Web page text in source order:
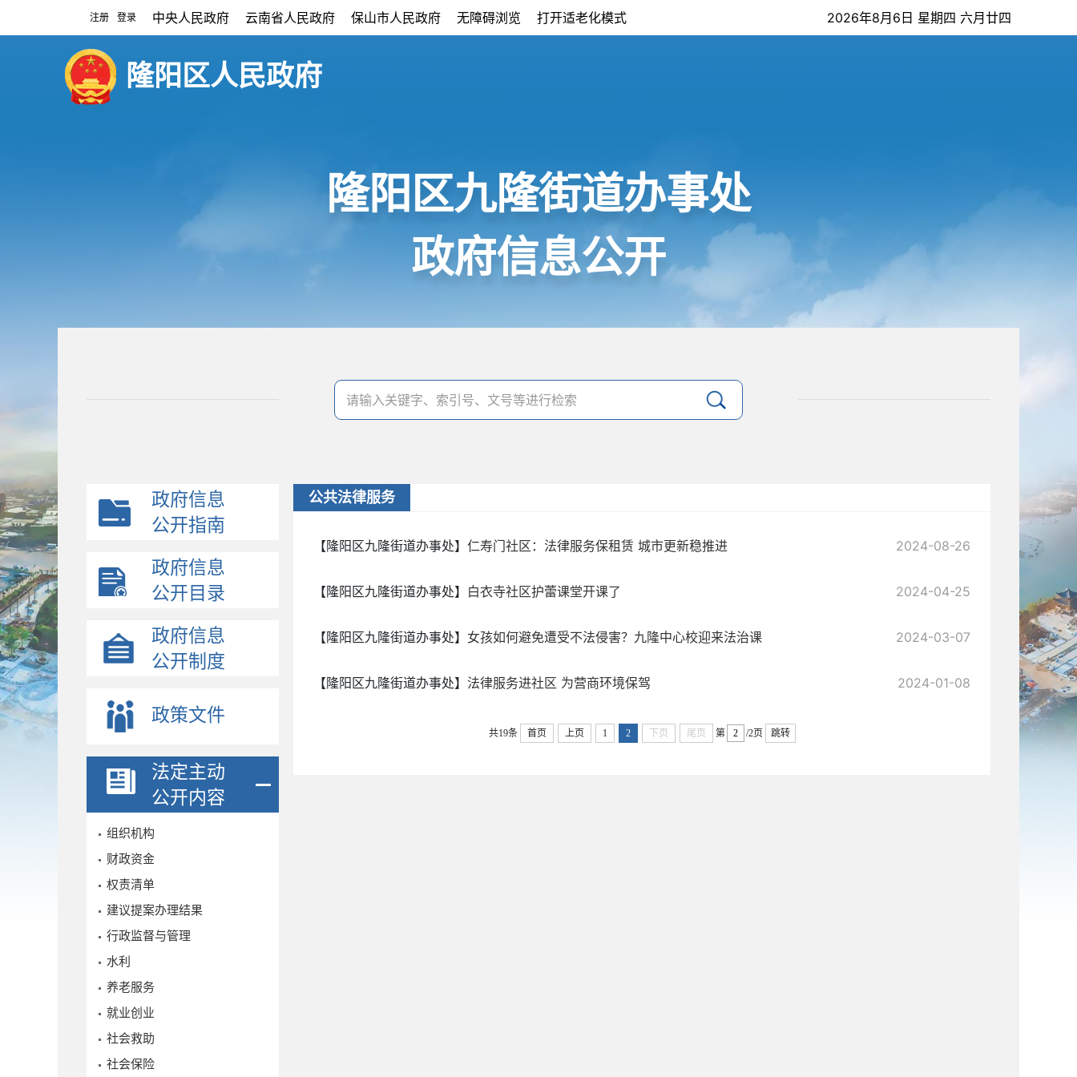
注册 登录 中央人民政府 云南省人民政府 保山市人民政府 无障碍浏览 打开适老化模式 2026年8月6日 星期四 六月廿四
隆阳区人民政府
隆阳区九隆街道办事处
政府信息公开
政府信息
公开指南
政府信息
公开目录
政府信息
公开制度
政策文件
法定主动
公开内容
组织机构
财政资金
权责清单
建议提案办理结果
行政监督与管理
水利
养老服务
就业创业
社会救助
社会保险
公共法律服务
【隆阳区九隆街道办事处】 仁寿门社区：法律服务保租赁 城市更新稳推进 2024-08-26
【隆阳区九隆街道办事处】 白衣寺社区护蕾课堂开课了 2024-04-25
【隆阳区九隆街道办事处】 女孩如何避免遭受不法侵害？九隆中心校迎来法治课 2024-03-07
【隆阳区九隆街道办事处】 法律服务进社区 为营商环境保驾 2024-01-08
共19条 首页 上页 1 2 下页 尾页 第 /2页 跳转